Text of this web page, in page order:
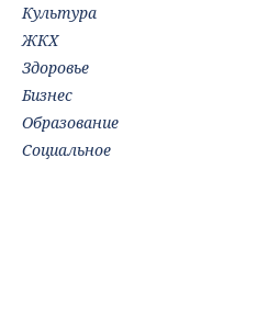
Культура
ЖКХ
Здоровье
Бизнес
Образование
Социальное